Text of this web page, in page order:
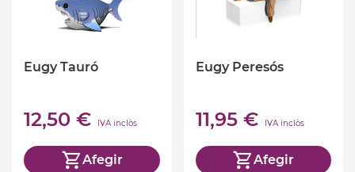
Eugy Tauró
12,50 € IVA inclòs
Afegir
Eugy Peresós
11,95 € IVA inclòs
Afegir